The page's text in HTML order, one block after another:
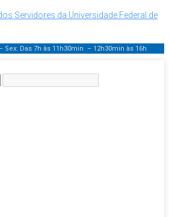
Servidores da Universidade Federal de
Sex: Das 7h às 11h30min – 12h30min às 16h